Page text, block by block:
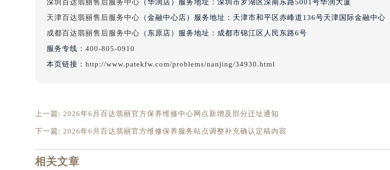
辽宁省鞍山市铁东区站前街百达翡丽售后服务中心（需提前预约）
辽宁省本溪市平山区胜利路百达翡丽售后服务中心（需提前预约）
辽宁省朝阳市双塔区新华路百达翡丽售后服务中心（需提前预约）
辽宁省丹东市振兴区七经街百达翡丽售后服务中心（需提前预约）
辽宁省抚顺市新抚区东一路百达翡丽售后服务中心（需提前预约）
辽宁省辽阳市白塔区新运大街百达翡丽售后服务中心（需提前预约）
辽宁省盘锦市兴隆台区石油大街百达翡丽售后服务中心（需提前预约）
深圳百达翡丽售后服务中心 （华润店）服务地址：深圳市罗湖区深南东路5001号华润大厦
天津百达翡丽售后服务中心 （金融中心店）服务地址：天津市和平区赤峰道136号天津国际金融中心
成都百达翡丽售后服务中心 （东原店）服务地址：成都市锦江区人民东路6号
服务专线： 400-805-0910
本页链接： http://www.patekfw.com/problems/nanjing/34930.html
上一篇: 2026年6月百达翡丽官方保养维修中心网点新增及部分迁址通知
下一篇: 2026年6月百达翡丽官方维修保养服务站点调整补充确认定稿内容
相关文章